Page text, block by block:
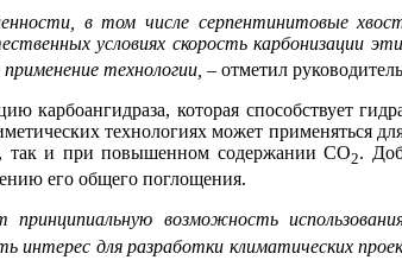
в том числе серпентинитовые
условиях скорость карбонизации
технологии, – отметил
карбоангидраза, которая способствует
технологиях может применяться
так и при повышенном содержании CO2.
его общего поглощения.
возможность
для разработки климатических